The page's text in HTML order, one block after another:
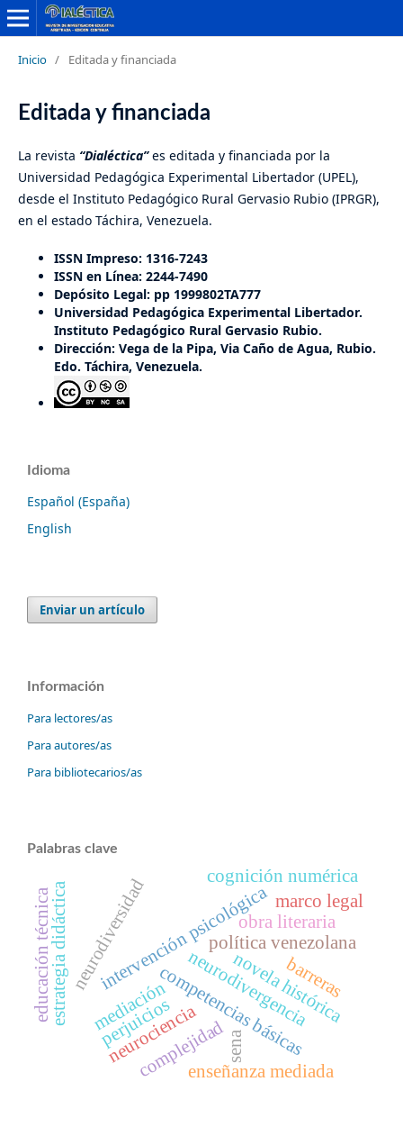
Inicio / Editada y financiada
Editada y financiada
La revista “Dialéctica”es editada y financiada por la
Universidad Pedagógica Experimental Libertador (UPEL),
desde el Instituto Pedagógico Rural Gervasio Rubio (IPRGR),
en el estado Táchira, Venezuela.
ISSN Impreso: 1316-7243
ISSN en Línea: 2244-7490
Depósito Legal: pp 1999802TA777
Universidad Pedagógica Experimental Libertador.
Instituto Pedagógico Rural Gervasio Rubio.
Dirección: Vega de la Pipa, Via Caño de Agua, Rubio.
Edo. Táchira, Venezuela.
Idioma
Español (España)
English
Enviar un artículo
Información
Para lectores/as
Para autores/as
Para bibliotecarios/as
Palabras clave
intervención psicológicapolítica venezolana
neurodivergencia
neurodiversidad
competencias básicas
neurociencia
mediación
estrategia didáctica novela histórica
obra literaria
complejidadsena
educación técnica
enseñanza mediada
cognición numérica
marco legal
barreras
perjuicios